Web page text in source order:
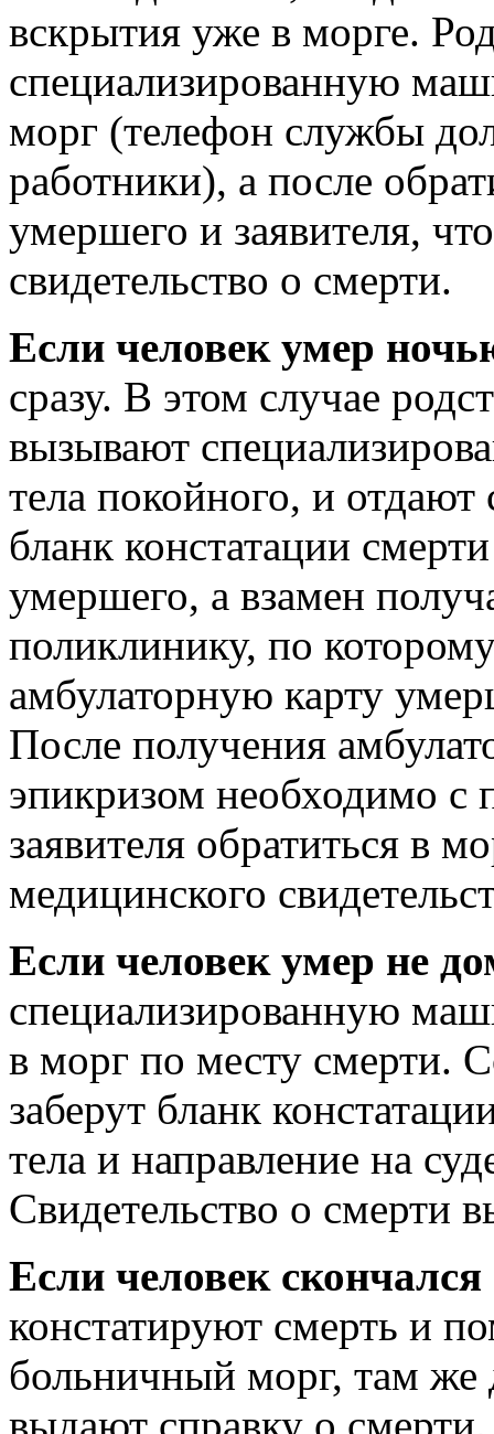
вскрытия уже в морге.
специализированную
морг (телефон службы
работники), а после
умершего и заявителя,
свидетельство о смерти.
Если человек умер
сразу. В этом случае
вызывают
тела покойного, и
бланк констатации
умершего, а взамен
поликлинику, по
амбулаторную карту
После получения
эпикризом необходимо с
заявителя обратиться в
медицинского
Если человек умер не
специализированную
в морг по месту смерти.
заберут бланк
тела и направление на
Свидетельство о смерти
Если человек
констатируют смерть и
больничный морг, там же
выдают справку о смерти.